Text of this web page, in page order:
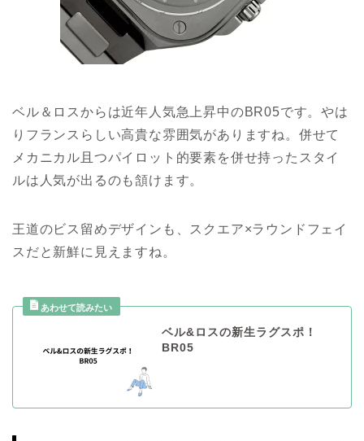
ベル＆ロスからは近年人気急上昇中のBR05です。やは
りフランスらしい高貴な雰囲気がありますね。併せて
メカニカル且つパイロット的要素を併せ持ったスタイ
ルは人気が出るのも頷けます。
王道のビス留めデザインも、スクエア×ラウンドフェイ
スだと新鮮に見えますね。
ベル&ロスの新生ラグスポ！
BR05